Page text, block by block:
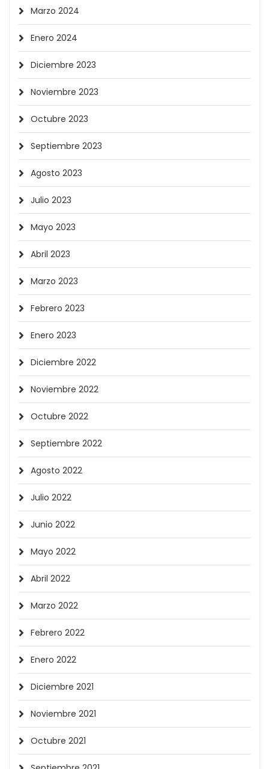
Marzo 2024
Enero 2024
Diciembre 2023
Noviembre 2023
Octubre 2023
Septiembre 2023
Agosto 2023
Julio 2023
Mayo 2023
Abril 2023
Marzo 2023
Febrero 2023
Enero 2023
Diciembre 2022
Noviembre 2022
Octubre 2022
Septiembre 2022
Agosto 2022
Julio 2022
Junio 2022
Mayo 2022
Abril 2022
Marzo 2022
Febrero 2022
Enero 2022
Diciembre 2021
Noviembre 2021
Octubre 2021